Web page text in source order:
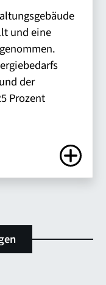
und eine
der
Prozent
Zum Artikel